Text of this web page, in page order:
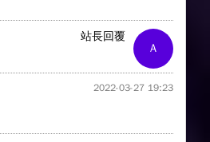
A
站長回覆
2022-03-27 19:23